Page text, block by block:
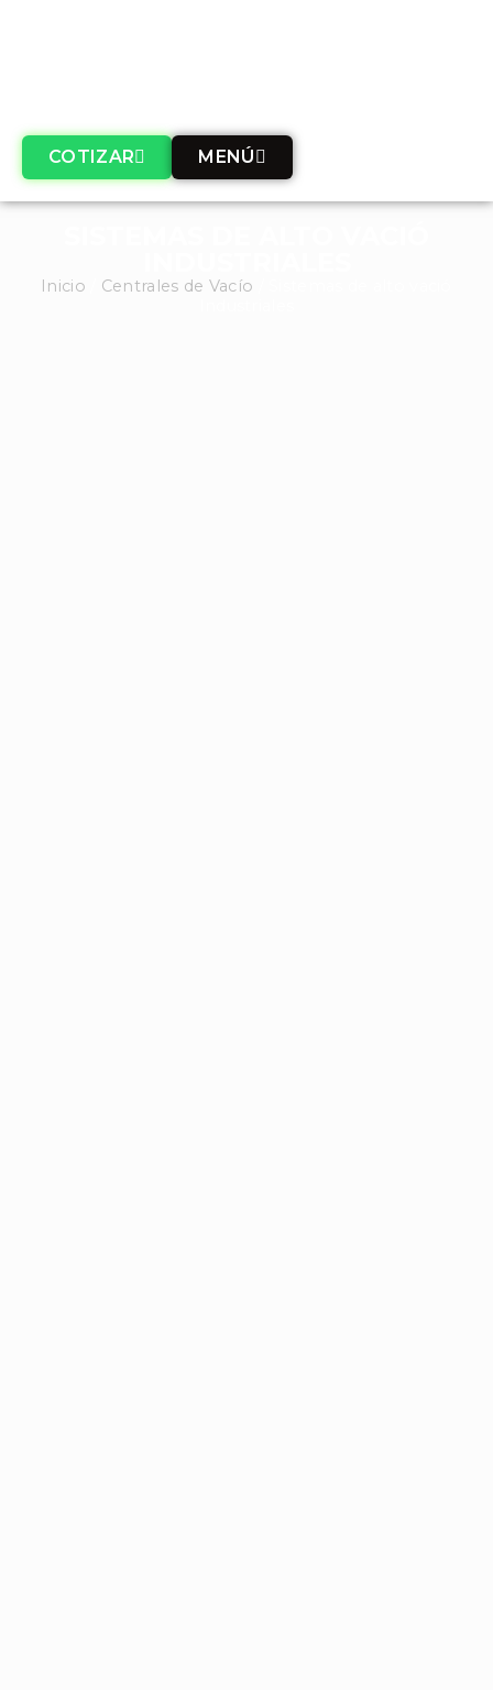
COTIZAR MENÚ
Inicio Centrales de Vacío